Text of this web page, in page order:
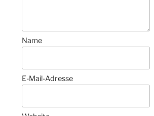
Name
E-Mail-Adresse